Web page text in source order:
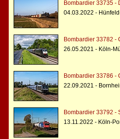
Bombardier 33735 -
04.03.2022 -
Bombardier 33782 -
26.05.2021 - Köln-
Bombardier 33786 -
22.09.2021 -
Bombardier 33792 -
13.11.2022 - Köln-